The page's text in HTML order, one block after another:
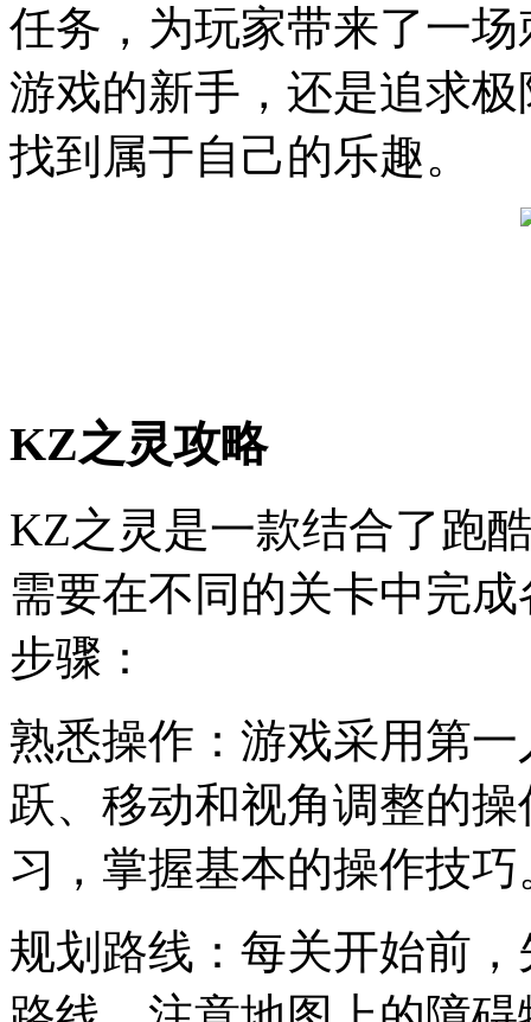
任务，为玩家带来了一
游戏的新手，还是追求
找到属于自己的乐趣。
KZ之灵攻略
KZ之灵是一款结合了跑
需要在不同的关卡中完
步骤：
熟悉操作：游戏采用第
跃、移动和视角调整的
习，掌握基本的操作技巧
规划路线：每关开始前